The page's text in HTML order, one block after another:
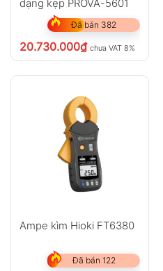
dạng kẹp PROVA-5601
Đã bán 382
20.730.000₫ chưa VAT 8%
Ampe kìm Hioki FT6380
Đã bán 122